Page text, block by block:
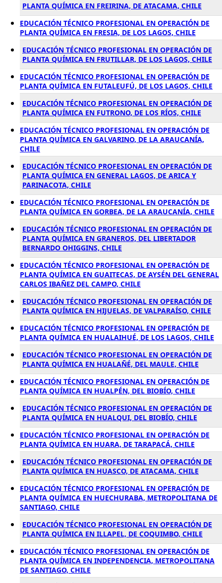
PLANTA QUÍMICA EN FREIRINA, DE ATACAMA, CHILE
EDUCACIÓN TÉCNICO PROFESIONAL EN OPERACIÓN DE
PLANTA QUÍMICA EN FRESIA, DE LOS LAGOS, CHILE
EDUCACIÓN TÉCNICO PROFESIONAL EN OPERACIÓN DE
PLANTA QUÍMICA EN FRUTILLAR, DE LOS LAGOS, CHILE
EDUCACIÓN TÉCNICO PROFESIONAL EN OPERACIÓN DE
PLANTA QUÍMICA EN FUTALEUFÚ, DE LOS LAGOS, CHILE
EDUCACIÓN TÉCNICO PROFESIONAL EN OPERACIÓN DE
PLANTA QUÍMICA EN FUTRONO, DE LOS RÍOS, CHILE
EDUCACIÓN TÉCNICO PROFESIONAL EN OPERACIÓN DE
PLANTA QUÍMICA EN GALVARINO, DE LA ARAUCANÍA,
CHILE
EDUCACIÓN TÉCNICO PROFESIONAL EN OPERACIÓN DE
PLANTA QUÍMICA EN GENERAL LAGOS, DE ARICA Y
PARINACOTA, CHILE
EDUCACIÓN TÉCNICO PROFESIONAL EN OPERACIÓN DE
PLANTA QUÍMICA EN GORBEA, DE LA ARAUCANÍA, CHILE
EDUCACIÓN TÉCNICO PROFESIONAL EN OPERACIÓN DE
PLANTA QUÍMICA EN GRANEROS, DEL LIBERTADOR
BERNARDO OHIGGINS, CHILE
EDUCACIÓN TÉCNICO PROFESIONAL EN OPERACIÓN DE
PLANTA QUÍMICA EN GUAITECAS, DE AYSÉN DEL GENERAL
CARLOS IBAÑEZ DEL CAMPO, CHILE
EDUCACIÓN TÉCNICO PROFESIONAL EN OPERACIÓN DE
PLANTA QUÍMICA EN HIJUELAS, DE VALPARAÍSO, CHILE
EDUCACIÓN TÉCNICO PROFESIONAL EN OPERACIÓN DE
PLANTA QUÍMICA EN HUALAIHUÉ, DE LOS LAGOS, CHILE
EDUCACIÓN TÉCNICO PROFESIONAL EN OPERACIÓN DE
PLANTA QUÍMICA EN HUALAÑÉ, DEL MAULE, CHILE
EDUCACIÓN TÉCNICO PROFESIONAL EN OPERACIÓN DE
PLANTA QUÍMICA EN HUALPÉN, DEL BIOBÍO, CHILE
EDUCACIÓN TÉCNICO PROFESIONAL EN OPERACIÓN DE
PLANTA QUÍMICA EN HUALQUI, DEL BIOBÍO, CHILE
EDUCACIÓN TÉCNICO PROFESIONAL EN OPERACIÓN DE
PLANTA QUÍMICA EN HUARA, DE TARAPACÁ, CHILE
EDUCACIÓN TÉCNICO PROFESIONAL EN OPERACIÓN DE
PLANTA QUÍMICA EN HUASCO, DE ATACAMA, CHILE
EDUCACIÓN TÉCNICO PROFESIONAL EN OPERACIÓN DE
PLANTA QUÍMICA EN HUECHURABA, METROPOLITANA DE
SANTIAGO, CHILE
EDUCACIÓN TÉCNICO PROFESIONAL EN OPERACIÓN DE
PLANTA QUÍMICA EN ILLAPEL, DE COQUIMBO, CHILE
EDUCACIÓN TÉCNICO PROFESIONAL EN OPERACIÓN DE
PLANTA QUÍMICA EN INDEPENDENCIA, METROPOLITANA
DE SANTIAGO, CHILE